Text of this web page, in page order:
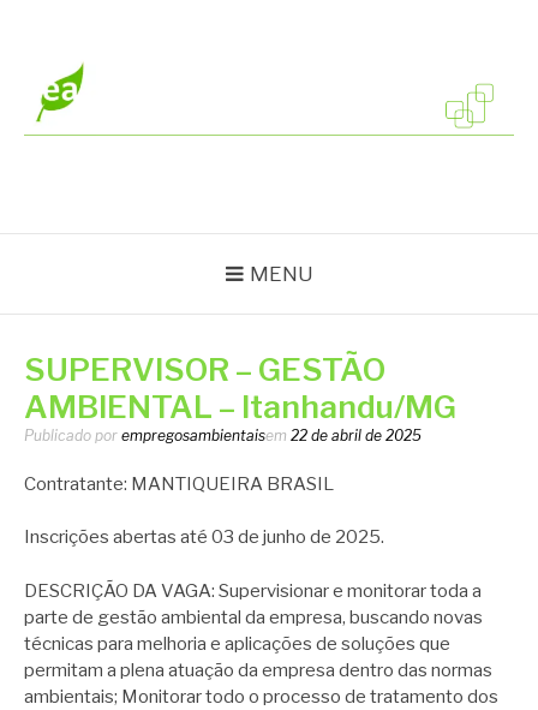
conteúdo
MENU
SUPERVISOR – GESTÃO
AMBIENTAL – Itanhandu/MG
Publicado por empregosambientaisem 22 de abril de 2025
Contratante: MANTIQUEIRA BRASIL
Inscrições abertas até 03 de junho de 2025.
DESCRIÇÃO DA VAGA: Supervisionar e monitorar toda a
parte de gestão ambiental da empresa, buscando novas
técnicas para melhoria e aplicações de soluções que
permitam a plena atuação da empresa dentro das normas
ambientais; Monitorar todo o processo de tratamento dos